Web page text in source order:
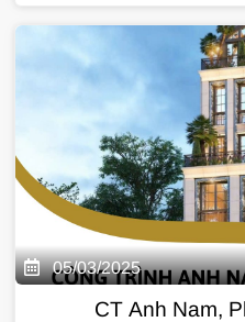
05/03/2025
CT Anh Nam,